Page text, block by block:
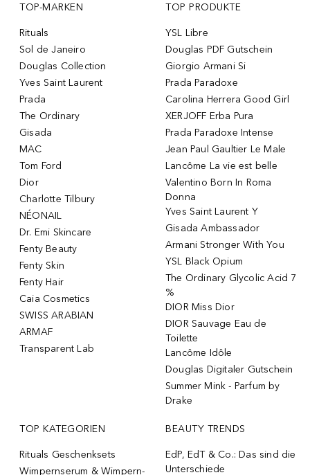
TOP-MARKEN
Rituals
Sol de Janeiro
Douglas Collection
Yves Saint Laurent
Prada
The Ordinary
Gisada
MAC
Tom Ford
Dior
Charlotte Tilbury
NÉONAIL
Dr. Emi Skincare
Fenty Beauty
Fenty Skin
Fenty Hair
Caia Cosmetics
SWISS ARABIAN
ARMAF
Transparent Lab
TOP PRODUKTE
YSL Libre
Douglas PDF Gutschein
Giorgio Armani Si
Prada Paradoxe
Carolina Herrera Good Girl
XERJOFF Erba Pura
Prada Paradoxe Intense
Jean Paul Gaultier Le Male
Lancôme La vie est belle
Valentino Born In Roma
Donna
Yves Saint Laurent Y
Gisada Ambassador
Armani Stronger With You
YSL Black Opium
The Ordinary Glycolic Acid 7
%
DIOR Miss Dior
DIOR Sauvage Eau de
Toilette
Lancôme Idôle
Douglas Digitaler Gutschein
Summer Mink - Parfum by
Drake
TOP KATEGORIEN
Rituals Geschenksets
Wimpernserum & Wimpern-
BEAUTY TRENDS
EdP, EdT & Co.: Das sind die
Unterschiede